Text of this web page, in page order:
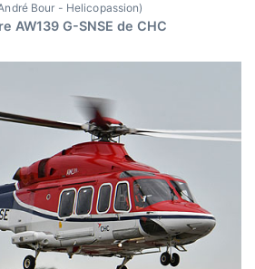
Bour - Helicopassion)
AW139 G-SNSE de CHC